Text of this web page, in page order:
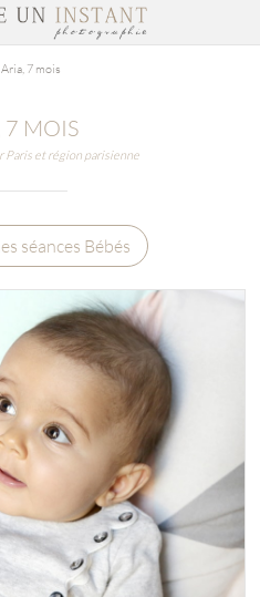
Aria, 7 mois
7 MOIS
Paris et région parisienne
séances Bébés